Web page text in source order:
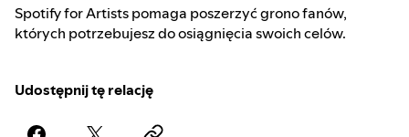
Spotify for Artists pomaga poszerzyć grono fanów,
których potrzebujesz do osiągnięcia swoich celów.
Udostępnij tę relację